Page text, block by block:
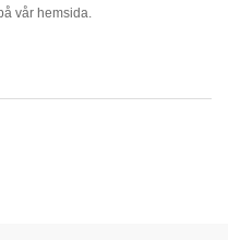
vår hemsida.